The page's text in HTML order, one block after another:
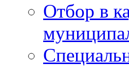
Отбор в